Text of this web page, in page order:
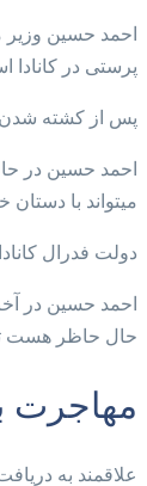
احمد حسین وزیر
پرستی در کانادا
پس از کشته شدن
احمد حسین در
میتواند با
دولت فدرال
احمد حسین در
حال حاظر هست
مهاجرت
علاقمند به